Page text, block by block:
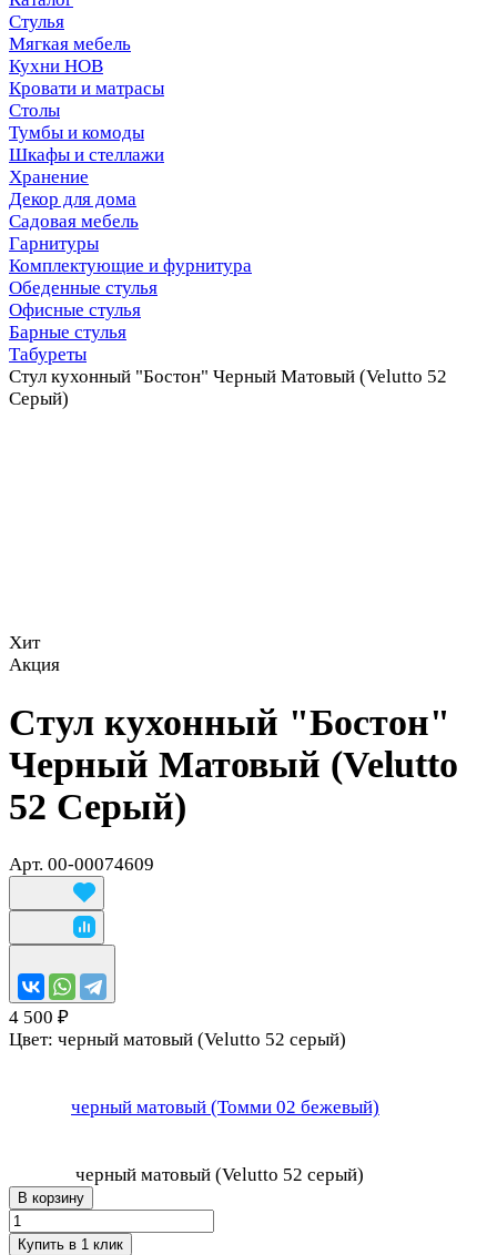
Стулья
Мягкая мебель
Кухни НОВ
Кровати и матрасы
Столы
Тумбы и комоды
Шкафы и стеллажи
Хранение
Декор для дома
Садовая мебель
Гарнитуры
Комплектующие и фурнитура
Обеденные стулья
Офисные стулья
Барные стулья
Табуреты
Стул кухонный "Бостон" Черный Матовый (Velutto 52
Серый)
Хит
Акция
Стул кухонный "Бостон"
Черный Матовый (Velutto
52 Серый)
Арт. 00-00074609
4 500 ₽
Цвет: черный матовый (Velutto 52 серый)
черный матовый (Томми 02 бежевый)
черный матовый (Velutto 52 серый)
В корзину
Купить в 1 клик